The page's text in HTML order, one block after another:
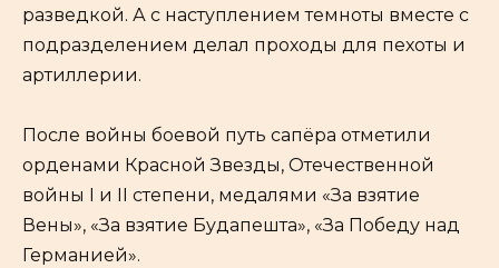
разведкой. А с наступлением темноты вместе с
подразделением делал проходы для пехоты и
артиллерии.
После войны боевой путь сапёра отметили
орденами Красной Звезды, Отечественной
войны I и II степени, медалями «За взятие
Вены», «За взятие Будапешта», «За Победу над
Германией».